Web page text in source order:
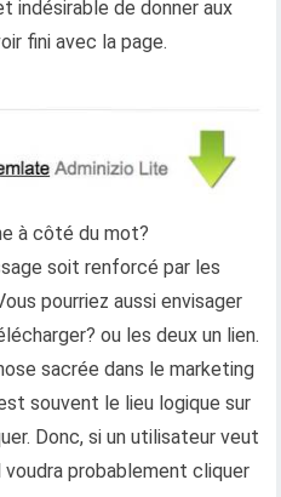
indésirable de donner aux
fini avec la page.
à côté du mot?
soit renforcé par les
pourriez aussi envisager
ou les deux un lien.
sacrée dans le marketing
souvent le lieu logique sur
Donc, si un utilisateur veut
probablement cliquer